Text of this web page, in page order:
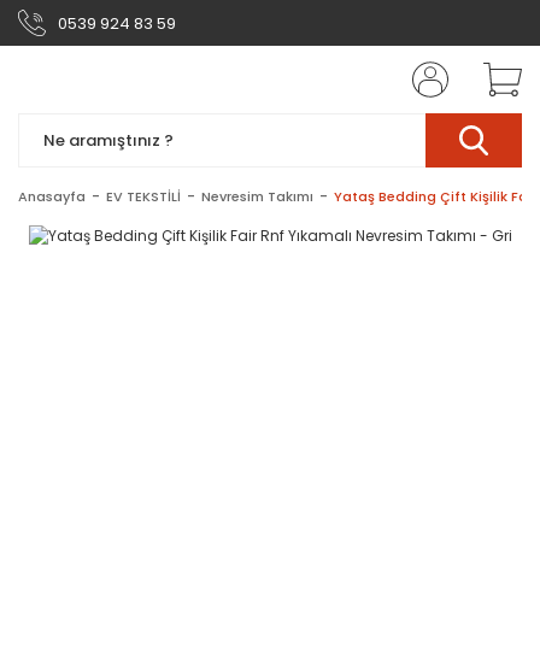
0539 924 83 59
Anasayfa EV TEKSTİLİ Nevresim Takımı Yataş Bedding Çift Kişilik Fair